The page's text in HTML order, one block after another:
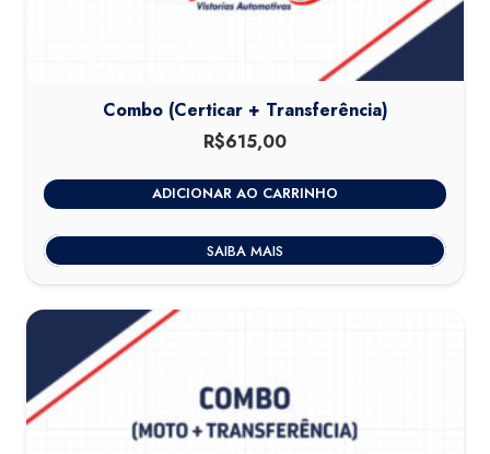
Combo (Certicar + Transferência)
R$615,00
ADICIONAR AO CARRINHO
SAIBA MAIS